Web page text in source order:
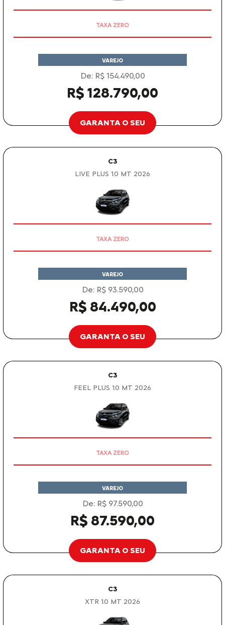
VAREJO
De: R$ 154.490,00
R$ 128.790,00
GARANTA O SEU
C3
LIVE PLUS 1.0 MT 2026
VAREJO
De: R$ 93.590,00
R$ 84.490,00
GARANTA O SEU
C3
FEEL PLUS 1.0 MT 2026
VAREJO
De: R$ 97.590,00
R$ 87.590,00
GARANTA O SEU
C3
XTR 1.0 MT 2026